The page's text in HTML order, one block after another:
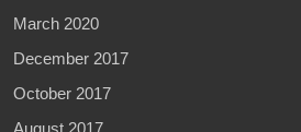
March 2020
December 2017
October 2017